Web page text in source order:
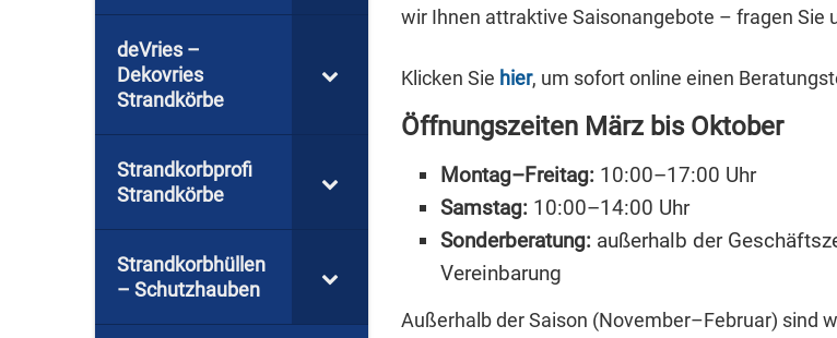
deVries –
Dekovries
Strandkörbe
Strandkorbprofi
Strandkörbe
Strandkorbhüllen
– Schutzhauben
wir Ihnen attraktive Saisonangebote – fragen Sie
Klicken Sie hier, um sofort online einen
Öffnungszeiten März bis Oktober
Montag–Freitag: 10:00–17:00 Uhr
Samstag: 10:00–14:00 Uhr
Sonderberatung: außerhalb der
Vereinbarung
Außerhalb der Saison (November–Februar) sind